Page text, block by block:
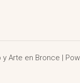
Arte en Bronce |